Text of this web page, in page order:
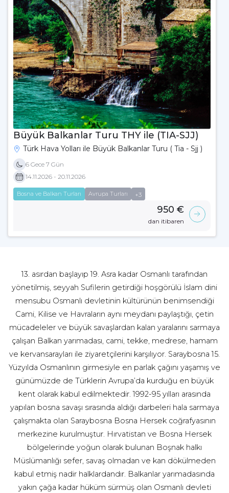
Büyük Balkanlar Turu THY ile (TIA-SJJ)
Türk Hava Yolları ile Büyük Balkanlar Turu ( Tia - Sjj )
6 Gece 7 Gün
14.11.2026 - 20.11.2026
Bosna ve Balkan Turları Avrupa Turları +3
950 €
dan itibaren
13. asırdan başlayıp 19. Asra kadar Osmanlı tarafından
yönetilmiş, seyyah Sufilerin getirdiği hoşgörülü İslam dini
mensubu Osmanlı devletinin kültürünün benimsendiği
Cami, Kilise ve Havraların aynı meydanı paylaştığı, çetin
mücadeleler ve büyük savaşlardan kalan yaralarını sarmaya
çalışan Balkan yarımadası, cami, tekke, medrese, hamam
ve kervansarayları ile ziyaretçilerini karşılıyor. Saraybosna 15.
Yüzyılda Osmanlının girmesiyle en parlak çağını yaşamış ve
günümüzde de Türklerin Avrupa’da kurduğu en büyük
kent olarak kabul edilmektedir. 1992-95 yılları arasında
yapılan bosna savaşı sırasında aldığı darbeleri hala sarmaya
çalışmakta olan Saraybosna Bosna Hersek coğrafyasının
merkezine kurulmuştur. Hırvatistan ve Bosna Hersek
bölgelerinde yoğun olarak bulunan Boşnak halkı
Müslümanlığı sefer, savaş olmadan ve kan dökülmeden
kabul etmiş nadir halklardandır. Balkanlar yarımadasında
yakın çağa kadar hüküm sürmüş olan Osmanlı devleti